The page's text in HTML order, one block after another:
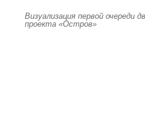
Визуализация первой очереди
проекта «Остров»